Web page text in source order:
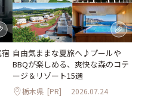
自由気ままな夏旅へ♪プールや
BBQが楽しめる、爽快な森のコテ
ージ＆リゾート15選
栃木県 [PR] 2026.07.24